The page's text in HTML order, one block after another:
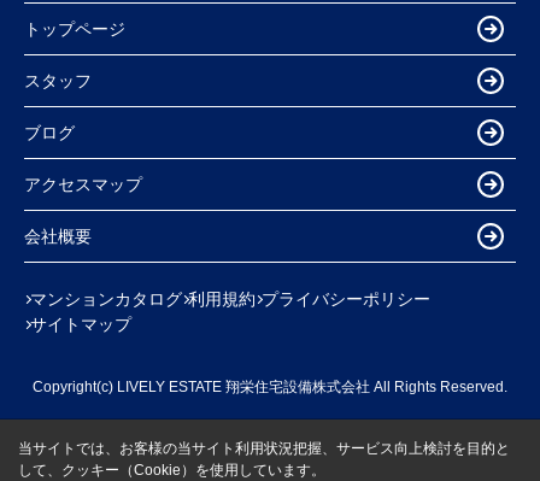
トップページ
スタッフ
ブログ
アクセスマップ
会社概要
マンションカタログ 利用規約 プライバシーポリシー
サイトマップ
Copyright(c) LIVELY ESTATE 翔栄住宅設備株式会社 All Rights Reserved.
当サイトでは、お客様の当サイト利用状況把握、サービス向上検討を目的と
して、クッキー（Cookie）を使用しています。